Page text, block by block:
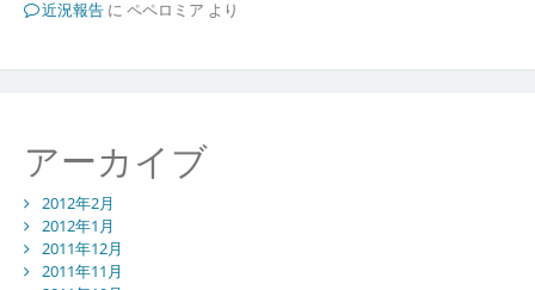
近況報告に ペペロミア より
アーカイブ
2012年2月
2012年1月
2011年12月
2011年11月